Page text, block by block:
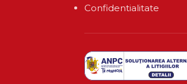
Confidentialitate